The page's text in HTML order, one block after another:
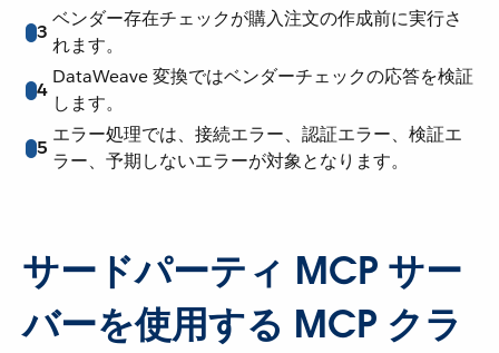
3
ベンダー存在チェックが購入注文の作成前に実行さ
れます。
4
DataWeave 変換ではベンダーチェックの応答を検証
します。
5
エラー処理では、接続エラー、認証エラー、検証エ
ラー、予期しないエラーが対象となります。
サードパーティ MCP サー
バーを使用する MCP クラ